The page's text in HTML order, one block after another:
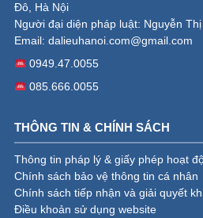
Đô, Hà Nội
Người đại diện pháp luật: Nguyễn
Email: dalieuhanoi.com@gmail.com
0949.47.0055
085.666.0055
THÔNG TIN & CHÍNH SÁCH
Thông tin pháp lý & giấy phép hoạt
Chính sách bảo vệ thông tin cá nhân
Chính sách tiếp nhận và giải quyết
Điều khoản sử dụng website